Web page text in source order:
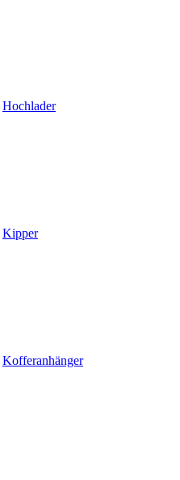
Hochlader
Kipper
Kofferanhänger